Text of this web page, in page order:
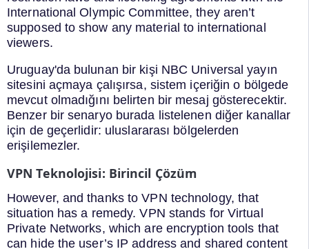
International Olympic Committee, they aren’t
supposed to show any material to international
viewers.
Uruguay'da bulunan bir kişi NBC Universal yayın
sitesini açmaya çalışırsa, sistem içeriğin o bölgede
mevcut olmadığını belirten bir mesaj gösterecektir.
Benzer bir senaryo burada listelenen diğer kanallar
için de geçerlidir: uluslararası bölgelerden
erişilemezler.
VPN Teknolojisi: Birincil Çözüm
However, and thanks to VPN technology, that
situation has a remedy. VPN stands for Virtual
Private Networks, which are encryption tools that
can hide the user’s IP address and shared content